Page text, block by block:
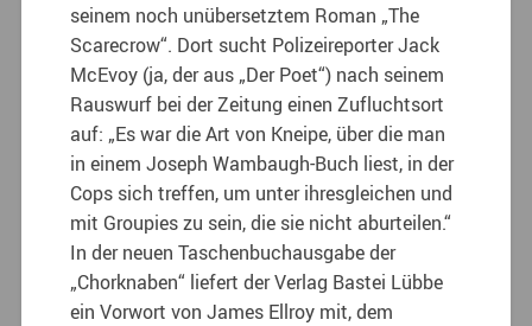
seinem noch unübersetztem Roman „The
Scarecrow“. Dort sucht Polizeireporter Jack
McEvoy (ja, der aus „Der Poet“) nach seinem
Rauswurf bei der Zeitung einen Zufluchtsort
auf: „Es war die Art von Kneipe, über die man
in einem Joseph Wambaugh-Buch liest, in der
Cops sich treffen, um unter ihresgleichen und
mit Groupies zu sein, die sie nicht aburteilen.“
In der neuen Taschenbuchausgabe der
„Chorknaben“ liefert der Verlag Bastei Lübbe
ein Vorwort von James Ellroy mit, dem